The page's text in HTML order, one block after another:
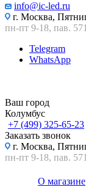
info@ic-led.ru
г. Москва,
пн-пт 9-18, пав.
Telegram
WhatsApp
Ваш город
Колумбус
+7 (499) 325-65-23
Заказать звонок
г. Москва,
пн-пт 9-18, пав.
О магазине